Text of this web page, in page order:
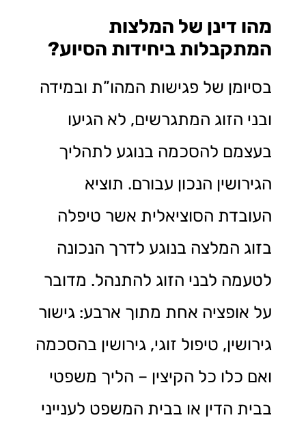
מהו דינן של המלצות
המתקבלות ביחידות הסיוע?
בסיומן של פגישות המהו”ת ובמידה
ובני הזוג המתגרשים, לא הגיעו
בעצמם להסכמה בנוגע לתהליך
הגירושין הנכון עבורם. תוציא
העובדת הסוציאלית אשר טיפלה
בזוג המלצה בנוגע לדרך הנכונה
לטעמה לבני הזוג להתנהל. מדובר
על אופציה אחת מתוך ארבע: גישור
גירושין, טיפול זוגי, גירושין בהסכמה
ואם כלו כל הקיצין – הליך משפטי
בבית הדין או בבית המשפט לענייני